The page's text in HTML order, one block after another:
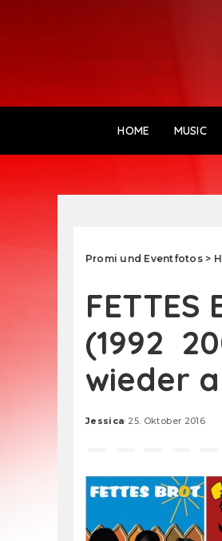
HOME MUSIC
Promi und Eventfotos>
FETTES
(1992
wieder
Posted
Jessica 25. Oktober 2016